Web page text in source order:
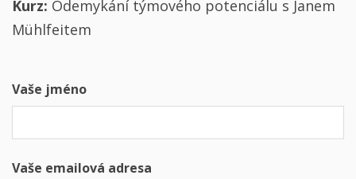
Kurz: Odemykání týmového potenciálu s Janem
Mühlfeitem
Vaše jméno
Vaše emailová adresa